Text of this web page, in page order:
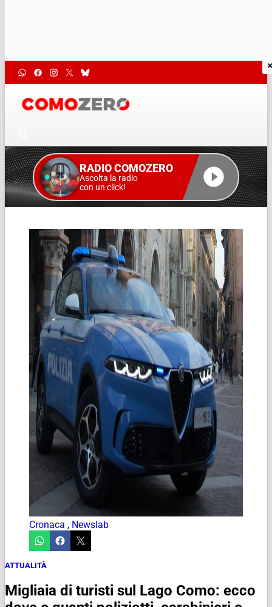
RADIO COMOZERO
Ascolta la radio
con un click!
Cronaca , Newslab
ATTUALITÀ
Migliaia di turisti sul Lago Como: ecco